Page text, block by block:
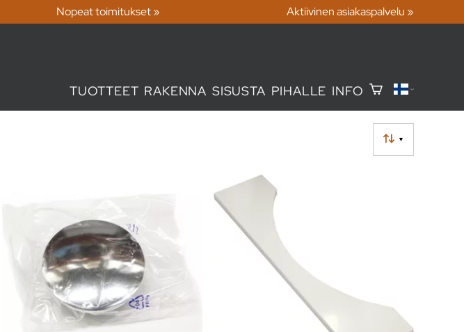
Nopeat toimitukset » Aktiivinen asiakaspalvelu »
TUOTTEET RAKENNA SISUSTA PIHALLE INFO
▼